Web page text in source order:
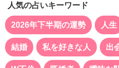
人気の占いキーワード
2026年下半期の運勢 人生
結婚 私を好きな人 出